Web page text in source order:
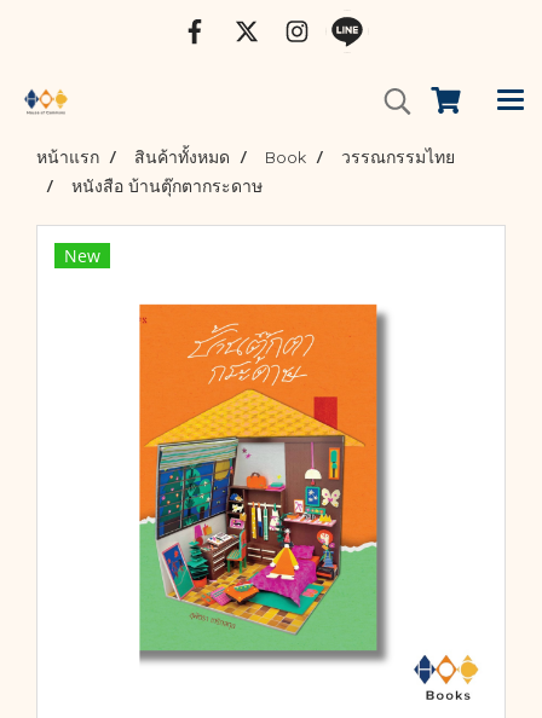
หน้าแรก สินค้าทั้งหมด Book
วรรณกรรมไทย
หนังสือ บ้านตุ๊กตากระดาษ
New